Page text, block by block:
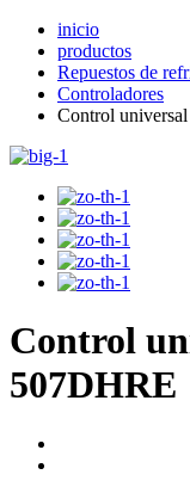
inicio
productos
Repuestos de
Controladores
Control
Control
507DHRE